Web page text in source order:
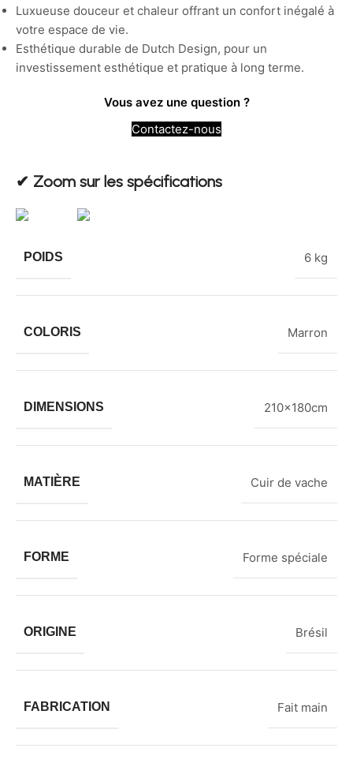
Luxueuse douceur et chaleur offrant un confort inégalé à
votre espace de vie.
Esthétique durable de Dutch Design, pour un
investissement esthétique et pratique à long terme.
Vous avez une question ?
Contactez-nous
✔︎ Zoom sur les spécifications
POIDS 6 kg
COLORIS Marron
DIMENSIONS 210x180cm
MATIÈRE Cuir de vache
FORME Forme spéciale
ORIGINE Brésil
FABRICATION Fait main